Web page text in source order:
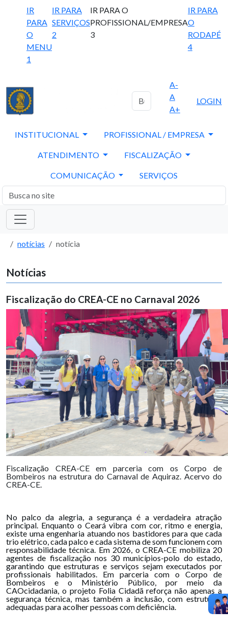
IR
PARA
O
MENU
1
IR PARA
SERVIÇOS
2
IR PARA O
PROFISSIONAL/EMPRESA
3
IR PARA
O
RODAPÉ
4
A-
A
A+
LOGIN
INSTITUCIONAL PROFISSIONAL / EMPRESA
ATENDIMENTO FISCALIZAÇÃO
COMUNICAÇÃO SERVIÇOS
notícias notícia
Notícias
Fiscalização do CREA-CE no Carnaval 2026
Fiscalização CREA-CE em parceria com os Corpo de
Bombeiros na estrutura do Carnaval de Aquiraz. Acervo do
CREA-CE.
No palco da alegria, a segurança é a verdadeira atração
principal. Enquanto o Ceará vibra com cor, ritmo e energia,
existe uma engenharia atuando nos bastidores para que cada
trio elétrico, cada palco e cada sistema de som funcionem com
responsabilidade técnica. Em 2026, o CREA-CE mobiliza 20
agentes de fiscalização nos 30 municípios-polo do estado,
garantindo que estruturas e serviços sejam executados por
profissionais habilitados. Em parceria com o Corpo de
Bombeiros e o Ministério Público, por meio da
CAOcidadania, o projeto Folia Cidadã reforça não apenas a
segurança técnica, mas também a inclusão, com estruturas
adequadas para acolher pessoas com deficiência.